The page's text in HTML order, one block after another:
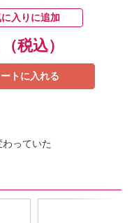
入りに追加
（税込）
トに入れる
わっていた